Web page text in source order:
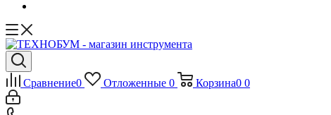
Сравнение0 Отложенные 0 Корзина0 0